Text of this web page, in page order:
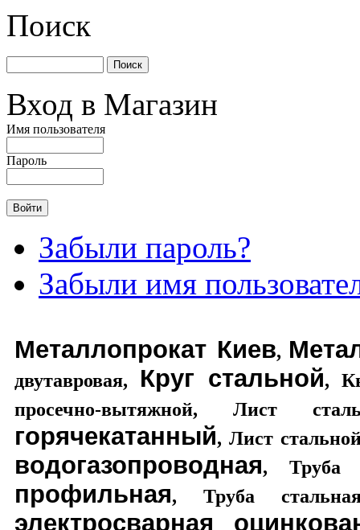
Поиск
Вход в Магазин
Имя пользователя
Пароль
Забыли пароль?
Забыли имя
Металлопрокат Киев,
двутавровая, Круг стальной,
просечно-вытяжной, Лист
горячекатанный, Лист
водогазопроводная, Труба
профильная, Труба
электросварная